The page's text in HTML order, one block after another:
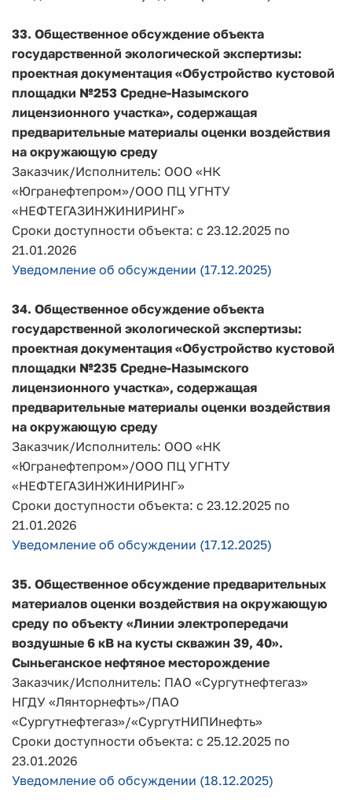
33. Общественное обсуждение объекта
государственной экологической экспертизы:
проектная документация «Обустройство кустовой
площадки №253 Средне-Назымского
лицензионного участка», содержащая
предварительные материалы оценки воздействия
на окружающую среду
Заказчик/Исполнитель: ООО «НК
«Югранефтепром»/ООО ПЦ УГНТУ
«НЕФТЕГАЗИНЖИНИРИНГ»
Сроки доступности объекта: с 23.12.2025 по
21.01.2026
Уведомление об обсуждении (17.12.2025)
34. Общественное обсуждение объекта
государственной экологической экспертизы:
проектная документация «Обустройство кустовой
площадки №235 Средне-Назымского
лицензионного участка», содержащая
предварительные материалы оценки воздействия
на окружающую среду
Заказчик/Исполнитель: ООО «НК
«Югранефтепром»/ООО ПЦ УГНТУ
«НЕФТЕГАЗИНЖИНИРИНГ»
Сроки доступности объекта: с 23.12.2025 по
21.01.2026
Уведомление об обсуждении (17.12.2025)
35. Общественное обсуждение предварительных
материалов оценки воздействия на окружающую
среду по объекту «Линии электропередачи
воздушные 6 кВ на кусты скважин 39, 40».
Сыньеганское нефтяное месторождение
Заказчик/Исполнитель: ПАО «Сургутнефтегаз»
НГДУ «Лянторнефть»/ПАО
«Сургутнефтегаз»/«СургутНИПИнефть»
Сроки доступности объекта: с 25.12.2025 по
23.01.2026
Уведомление об обсуждении (18.12.2025)